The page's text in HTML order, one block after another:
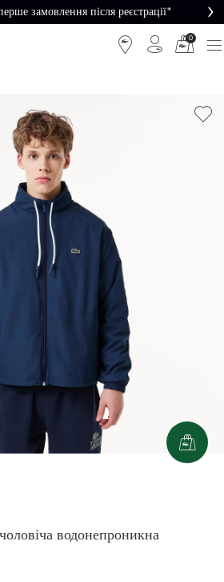
замовлення після реєстрації*
0
водонепроникна